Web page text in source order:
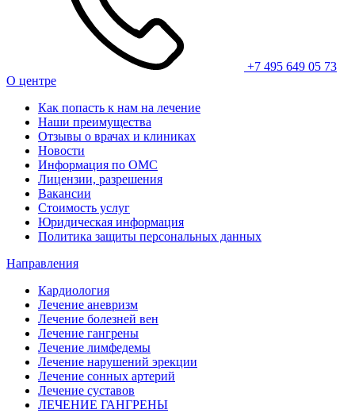
+7 495 649 05 73
О центре
Как попасть к нам на лечение
Наши преимущества
Отзывы о врачах и клиниках
Новости
Информация по ОМС
Лицензии, разрешения
Вакансии
Стоимость услуг
Юридическая информация
Политика защиты персональных данных
Направления
Кардиология
Лечение аневризм
Лечение болезней вен
Лечение гангрены
Лечение лимфедемы
Лечение нарушений эрекции
Лечение сонных артерий
Лечение суставов
ЛЕЧЕНИЕ ГАНГРЕНЫ